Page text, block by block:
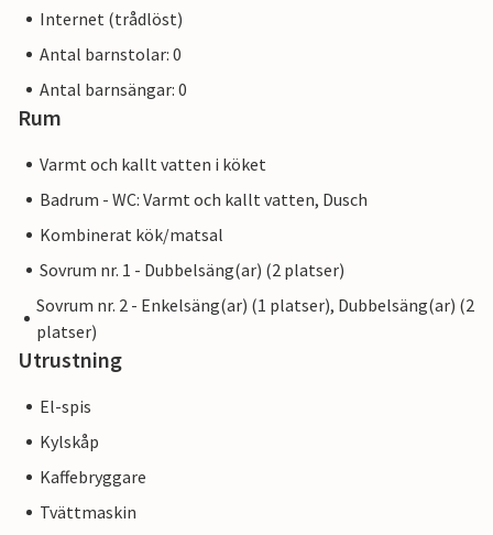
Internet (trådlöst)
Antal barnstolar: 0
Antal barnsängar: 0
Rum
Varmt och kallt vatten i köket
Badrum - WC: Varmt och kallt vatten, Dusch
Kombinerat kök/matsal
Sovrum nr. 1 - Dubbelsäng(ar) (2 platser)
Sovrum nr. 2 - Enkelsäng(ar) (1 platser), Dubbelsäng(ar) (2
platser)
Utrustning
El-spis
Kylskåp
Kaffebryggare
Tvättmaskin